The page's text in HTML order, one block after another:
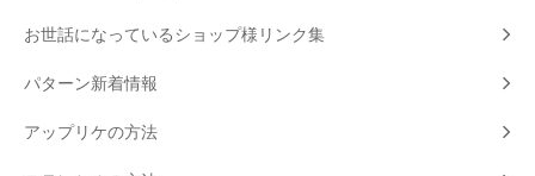
お世話になっているショップ様リンク集
パターン新着情報
アップリケの方法